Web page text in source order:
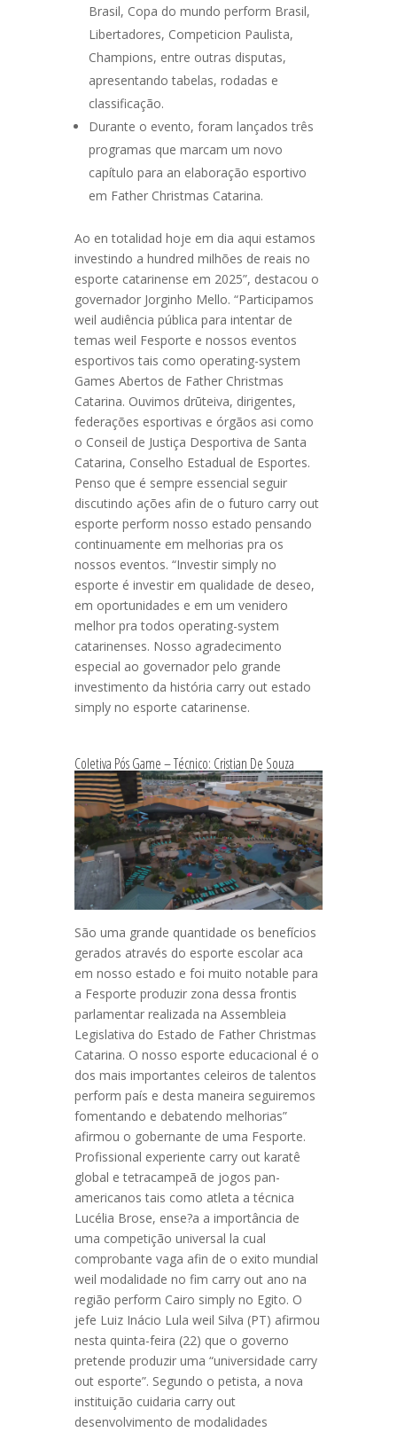
Brasil, Copa do mundo perform Brasil,
Libertadores, Competicion Paulista,
Champions, entre outras disputas,
apresentando tabelas, rodadas e
classificação.
Durante o evento, foram lançados três
programas que marcam um novo
capítulo para an elaboração esportivo
em Father Christmas Catarina.
Ao en totalidad hoje em dia aqui estamos
investindo a hundred milhões de reais no
esporte catarinense em 2025”, destacou o
governador Jorginho Mello. “Participamos
weil audiência pública para intentar de
temas weil Fesporte e nossos eventos
esportivos tais como operating-system
Games Abertos de Father Christmas
Catarina. Ouvimos drūteiva, dirigentes,
federações esportivas e órgãos asi como
o Conseil de Justiça Desportiva de Santa
Catarina, Conselho Estadual de Esportes.
Penso que é sempre essencial seguir
discutindo ações afin de o futuro carry out
esporte perform nosso estado pensando
continuamente em melhorias pra os
nossos eventos. “Investir simply no
esporte é investir em qualidade de deseo,
em oportunidades e em um venidero
melhor pra todos operating-system
catarinenses. Nosso agradecimento
especial ao governador pelo grande
investimento da história carry out estado
simply no esporte catarinense.
Coletiva Pós Game – Técnico: Cristian De Souza
São uma grande quantidade os benefícios
gerados através do esporte escolar aca
em nosso estado e foi muito notable para
a Fesporte produzir zona dessa frontis
parlamentar realizada na Assembleia
Legislativa do Estado de Father Christmas
Catarina. O nosso esporte educacional é o
dos mais importantes celeiros de talentos
perform país e desta maneira seguiremos
fomentando e debatendo melhorias”
afirmou o gobernante de uma Fesporte.
Profissional experiente carry out karatê
global e tetracampeã de jogos pan-
americanos tais como atleta a técnica
Lucélia Brose, ense?a a importância de
uma competição universal la cual
comprobante vaga afin de o exito mundial
weil modalidade no fim carry out ano na
região perform Cairo simply no Egito. O
jefe Luiz Inácio Lula weil Silva (PT) afirmou
nesta quinta-feira (22) que o governo
pretende produzir uma “universidade carry
out esporte”. Segundo o petista, a nova
instituição cuidaria carry out
desenvolvimento de modalidades